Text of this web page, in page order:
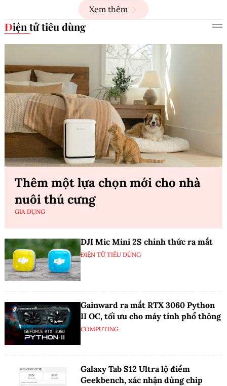
Xem thêm
Điện tử tiêu dùng
Thêm một lựa chọn mới cho nhà
nuôi thú cưng
GIA DỤNG
DJI Mic Mini 2S chính thức ra mắt
ĐIỆN TỬ TIÊU DÙNG
Gainward ra mắt RTX 3060 Python
II OC, tối ưu cho máy tính phổ thông
COMPUTING
Galaxy Tab S12 Ultra lộ điểm
Geekbench, xác nhận dùng chip